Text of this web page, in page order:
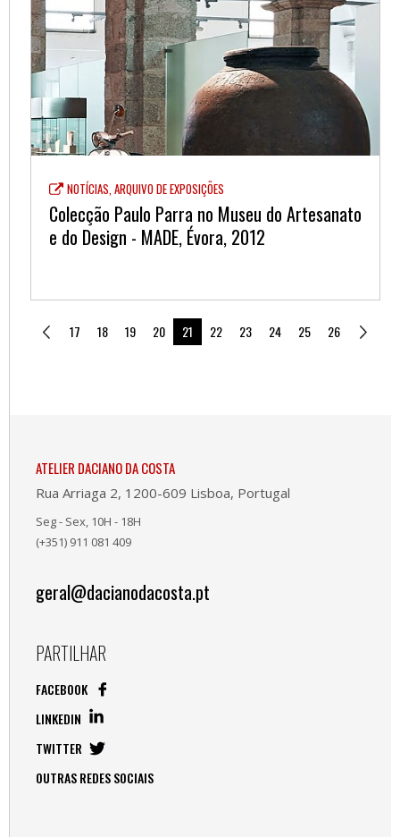
NOTÍCIAS, ARQUIVO DE EXPOSIÇÕES
Colecção Paulo Parra no Museu do Artesanato
e do Design - MADE, Évora, 2012
17 18 19 20 21 22 23 24 25 26
ATELIER DACIANO DA COSTA
Rua Arriaga 2, 1200-609 Lisboa, Portugal
Seg - Sex, 10H - 18H
(+351) 911 081 409
geral@dacianodacosta.pt
PARTILHAR
FACEBOOK
LINKEDIN
TWITTER
OUTRAS REDES SOCIAIS